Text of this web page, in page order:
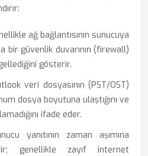
ağ bağlantısının sunucuya
bir güvenlik duvarının (firewall)
gösterir.
veri dosyasının (PST/OST)
dosya boyutuna ulaştığını ve
ifade eder.
yanıtının zaman aşımına
genellikle zayıf internet